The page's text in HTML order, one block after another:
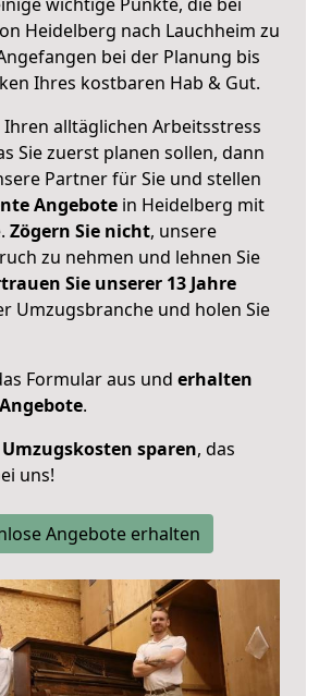
Heidelberg nach Lauchheim zu
bei der Planung bis
Ihres kostbaren Hab & Gut.
Ihren alltäglichen Arbeitsstress
Sie zuerst planen sollen, dann
Partner für Sie und stellen
Angebote in Heidelberg mit
Zögern Sie nicht, unsere
zu nehmen und lehnen Sie
Sie unserer 13 Jahre
Umzugsbranche und holen Sie
Formular aus und erhalten
.
Umzugskosten sparen, das
uns!
Angebote erhalten